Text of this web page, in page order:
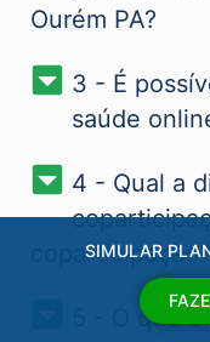
Ourém PA?
3 - É
saúde
4 - Qual a
coparticipação?
5 - O que
SIMULAR